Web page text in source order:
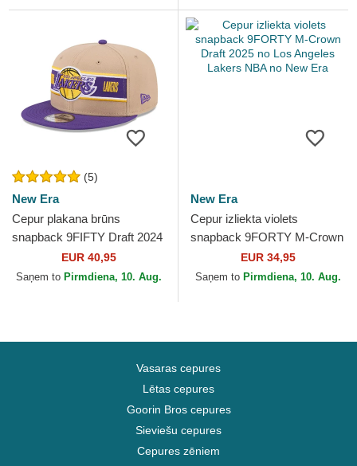
(5)
New Era
Cepur plakana brūns
snapback 9FIFTY Draft 2024
no Los Angeles Lakers NBA
no New Era
EUR 40,95
Saņem to Pirmdiena, 10. Aug.
New Era
Cepur izliekta violets
snapback 9FORTY M-Crown
Draft 2025 no Los Angeles
Lakers NBA no New Era
EUR 34,95
Saņem to Pirmdiena, 10. Aug.
Vasaras cepures
Lētas cepures
Goorin Bros cepures
Sieviešu cepures
Cepures zēniem